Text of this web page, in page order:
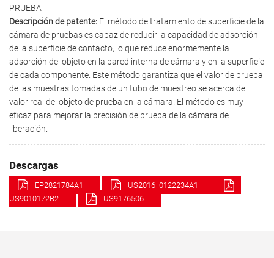
PRUEBA
Descripción de patente: El método de tratamiento de superficie de la
cámara de pruebas es capaz de reducir la capacidad de adsorción
de la superficie de contacto, lo que reduce enormemente la
adsorción del objeto en la pared interna de cámara y en la superficie
de cada componente. Este método garantiza que el valor de prueba
de las muestras tomadas de un tubo de muestreo se acerca del
valor real del objeto de prueba en la cámara. El método es muy
eficaz para mejorar la precisión de prueba de la cámara de
liberación.
Descargas
EP2821784A1
US2016_0122234A1
US9010172B2
US9176506